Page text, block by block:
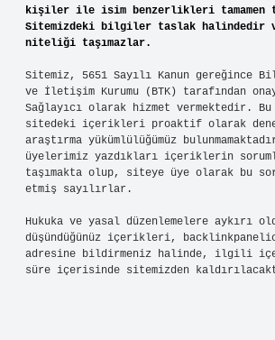
kişiler ile isim benzerlikleri tamamen
Sitemizdeki bilgiler taslak halindedir
niteliği taşımazlar.
Sitemiz, 5651 Sayılı Kanun gereğince
ve İletişim Kurumu (BTK) tarafından
Sağlayıcı olarak hizmet vermektedir. Bu
sitedeki içerikleri proaktif olarak
araştırma yükümlülüğümüz
üyelerimiz yazdıkları içeriklerin
taşımakta olup, siteye üye olarak bu
etmiş sayılırlar.
Hukuka ve yasal düzenlemelere aykırı
düşündüğünüz içerikleri,
adresine bildirmeniz halinde, ilgili
süre içerisinde sitemizden